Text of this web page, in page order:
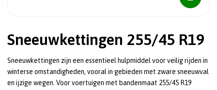
Sneeuwkettingen 255/45 R19
Sneeuwkettingen zijn een essentieel hulpmiddel voor veilig rijden in
winterse omstandigheden, vooral in gebieden met zware sneeuwval
en ijzige wegen. Voor voertuigen met bandenmaat 255/45 R19